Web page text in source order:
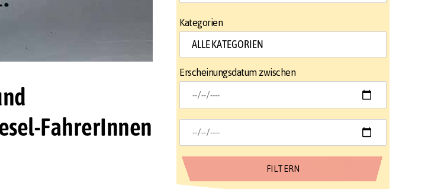
FahrerInnen
Kategorien
Erscheinungsdatum zwischen